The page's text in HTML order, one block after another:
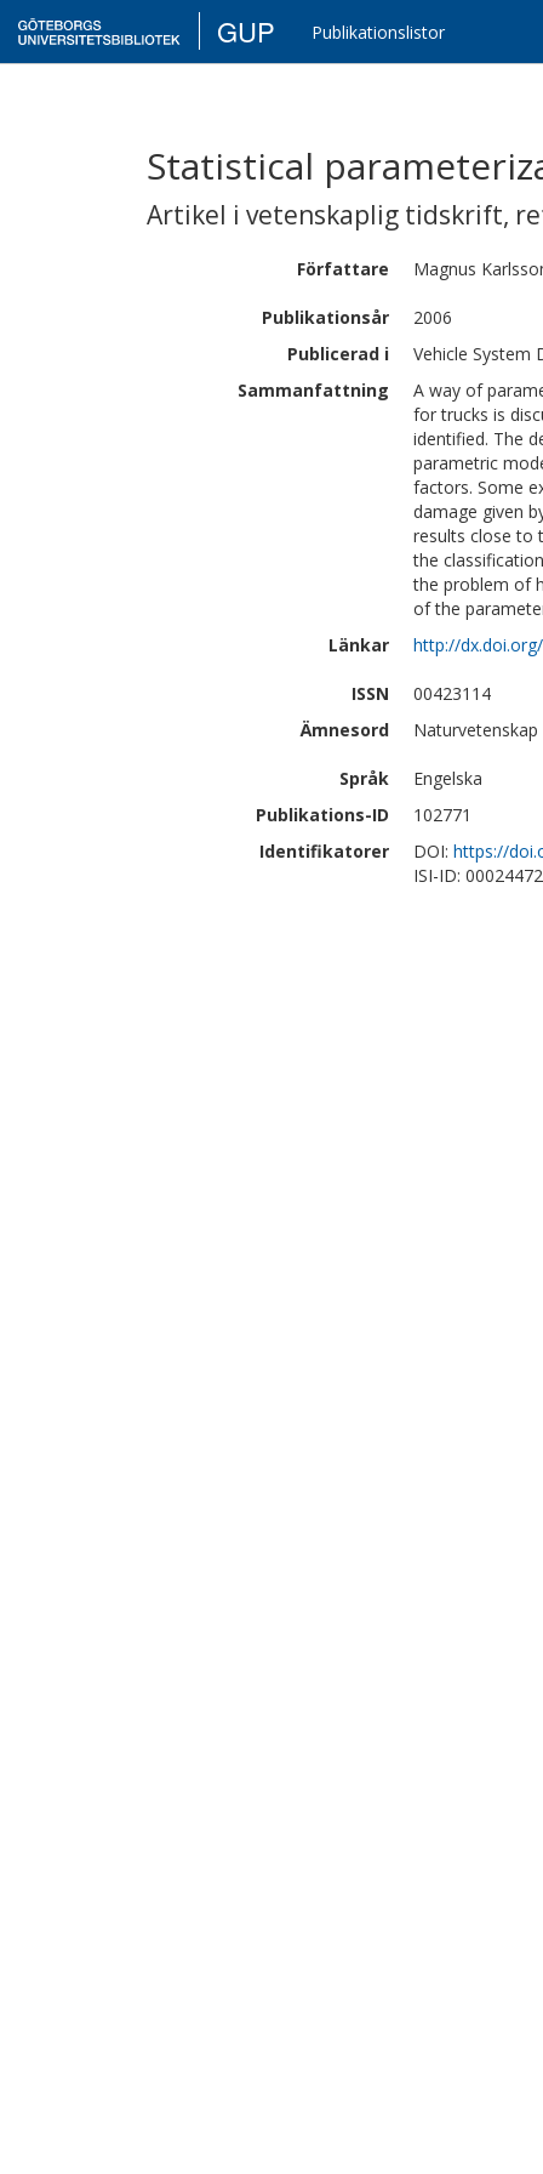
GUP Publikationslistor
Statistical
Artikel i vetenskaplig tidskrift,
Författare Magnus
Publikationsår
2006
Publicerad i
Vehicle System
Sammanfattning
A way of
for trucks is
identified. The
parametric
factors. Some
damage given
results close to
the
the problem of
of the
Länkar
http://
ISSN
00423114
Ämnesord
Språk
Engelska
Publikations-ID
102771
Identifikatorer
DOI: https://
ISI-ID: